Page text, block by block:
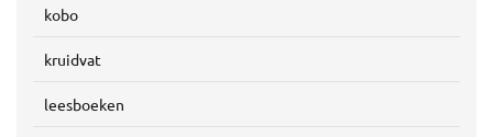
kobo
kruidvat
leesboeken